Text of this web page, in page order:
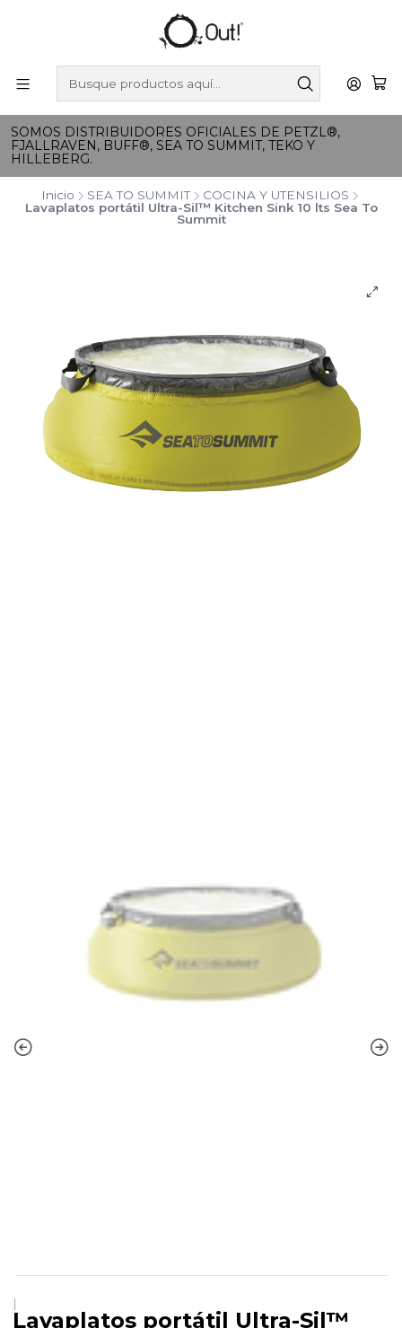
SOMOS DISTRIBUIDORES OFICIALES DE PETZL®,
FJALLRAVEN, BUFF®, SEA TO SUMMIT, TEKO Y
HILLEBERG.
Inicio SEA TO SUMMIT
COCINA Y UTENSILIOS
Lavaplatos portátil Ultra-Sil™ Kitchen Sink 10 lts Sea To
Summit
|
Lavaplatos portátil Ultra-Sil™